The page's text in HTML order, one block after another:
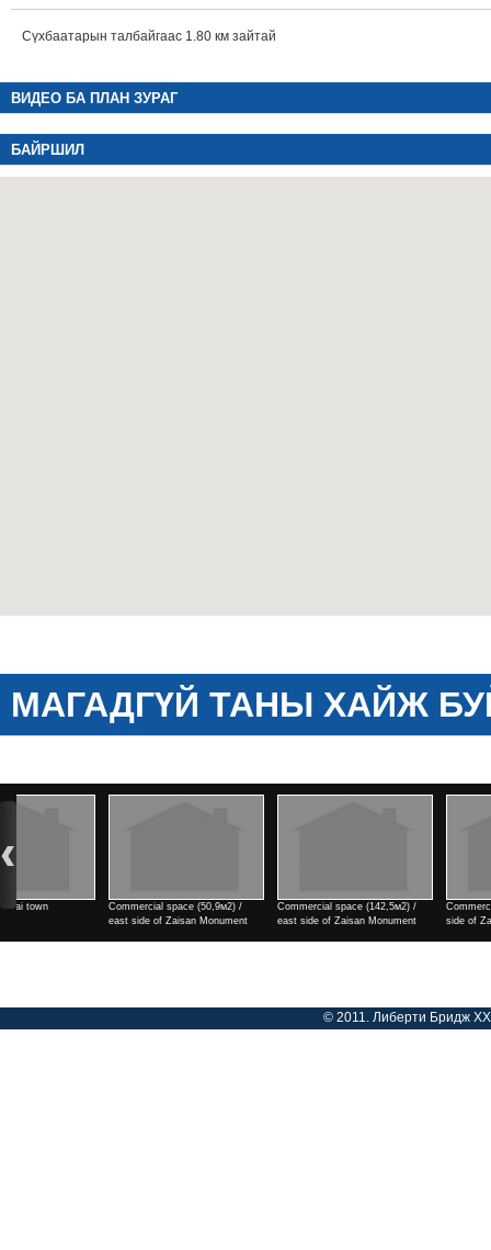
Сүхбаатарын талбайгаас 1.80 км зайтай
ВИДЕО БА ПЛАН ЗУРАГ
БАЙРШИЛ
МАГАДГҮЙ ТАНЫ ХАЙЖ
Commercial space (142,5м2) /
east side of Zaisan Monument
Commercial space (182м2) / east
side of Zaisan Monument
2 rooms / north side of
cinema
© 2011. Либерти Бридж